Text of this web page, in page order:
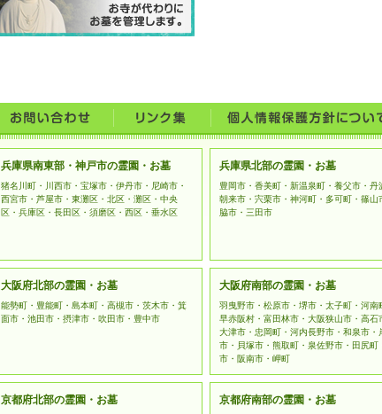
兵庫県南東部・神戸市の霊園・お墓
猪名川町・川西市・宝塚市・伊丹市・尼崎市・
西宮市・芦屋市・東灘区・北区・灘区・中央
区・兵庫区・長田区・須磨区・西区・垂水区
兵庫県北部の霊園・お墓
豊岡市・香美町・新温泉町・養父市・丹
朝来市・宍栗市・神河町・多可町・篠山
脇市・三田市
大阪府北部の霊園・お墓
能勢町・豊能町・島本町・高槻市・茨木市・箕
面市・池田市・摂津市・吹田市・豊中市
大阪府南部の霊園・お墓
羽曳野市・松原市・堺市・太子町・河南
早赤阪村・富田林市・大阪狭山市・高石
大津市・忠岡町・河内長野市・和泉市・
市・貝塚市・熊取町・泉佐野市・田尻町
市・阪南市・岬町
京都府北部の霊園・お墓 京都府南部の霊園・お墓